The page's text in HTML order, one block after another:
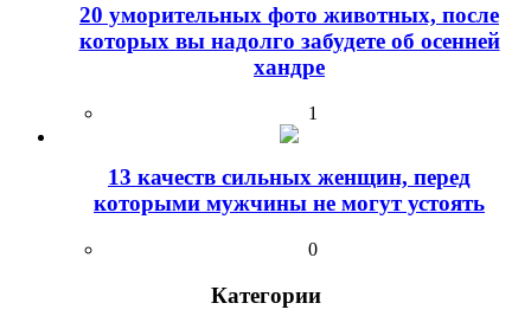
20 уморительных фото животных, после
которых вы надолго забудете об осенней
хандре
1
13 качеств сильных женщин, перед
которыми мужчины не могут устоять
0
Категории